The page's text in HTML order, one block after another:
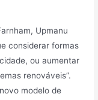
Upmanu
considerar formas
ou aumentar
renováveis”.
modelo de